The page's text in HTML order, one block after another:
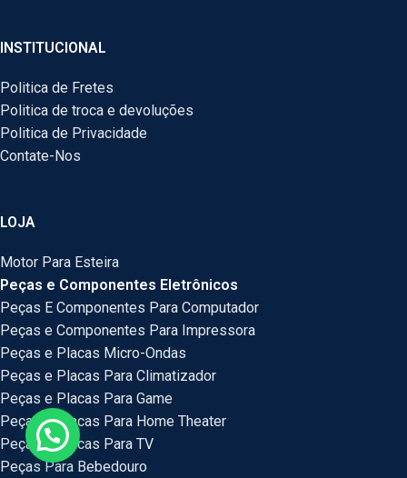
INSTITUCIONAL
Politica de Fretes
Politica de troca e devoluções
Politica de Privacidade
Contate-Nos
LOJA
Motor Para Esteira
Peças e Componentes Eletrônicos
Peças E Componentes Para Computador
Peças e Componentes Para Impressora
Peças e Placas Micro-Ondas
Peças e Placas Para Climatizador
Peças e Placas Para Game
Peças e Placas Para Home Theater
Peças e Placas Para TV
Peças Para Bebedouro